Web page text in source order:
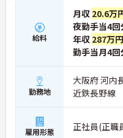
給料
月収 20.6万
夜勤手当4回
年収 287万
勤手当月4回
勤務地
大阪府 河内
近鉄長野線
雇用形態 正社員(正職